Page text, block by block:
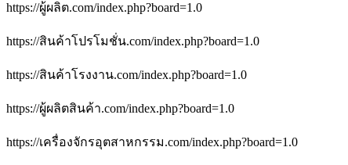
https://ผู้ผลิต.com/index.php?board=1.0
https://สินค้าโปรโมชั่น.com/index.php?board=1.0
https://สินค้าโรงงาน.com/index.php?board=1.0
https://ผู้ผลิตสินค้า.com/index.php?board=1.0
https://เครื่องจักรอุตสาหกรรม.com/index.php?board=1.0